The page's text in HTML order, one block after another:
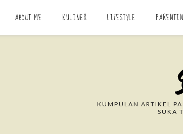
ABOUT ME KULINER LIFESTYLE
KUMPULAN ARTIKEL
SUKA